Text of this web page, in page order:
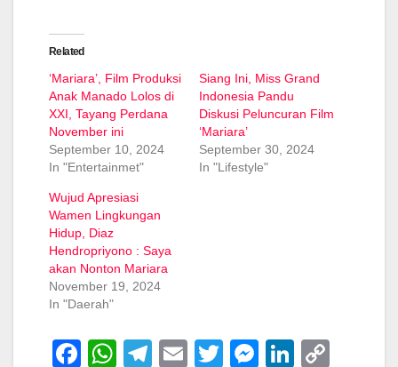
Related
‘Mariara’, Film Produksi
Anak Manado Lolos di
XXI, Tayang Perdana
November ini
September 10, 2024
In "Entertainmet"
Siang Ini, Miss Grand
Indonesia Pandu
Diskusi Peluncuran Film
‘Mariara’
September 30, 2024
In "Lifestyle"
Wujud Apresiasi
Wamen Lingkungan
Hidup, Diaz
Hendropriyono : Saya
akan Nonton Mariara
November 19, 2024
In "Daerah"
F
W
T
E
T
M
Li